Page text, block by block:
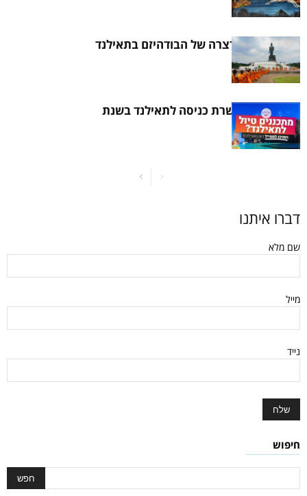
היסטוריה קצרצרה של הבודהיזם בתאילנד
איך להוציא אשרת כניסה לתאילנד בשנת
2021
דברו איתנו
שם מלא
מייל
נייד
חיפוש